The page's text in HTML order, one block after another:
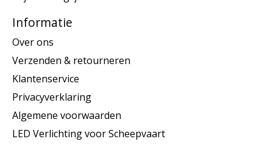
Informatie
Over ons
Verzenden & retourneren
Klantenservice
Privacyverklaring
Algemene voorwaarden
LED Verlichting voor Scheepvaart